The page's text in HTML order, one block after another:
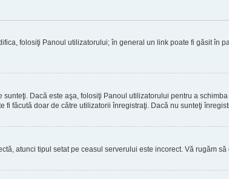
folosiţi Panoul utilizatorului; în general un link poate fi găsit în
Dacă este aşa, folosiţi Panoul utilizatorului pentru a
făcută doar de către utilizatorii înregistraţi. Dacă nu sunteţi
atunci tipul setat pe ceasul serverului este incorect. Vă rugăm